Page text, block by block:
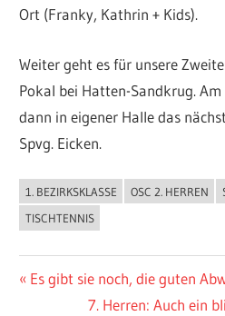
Ort (Franky, Kathrin + Kids).
Weiter geht es für unsere
Pokal bei Hatten-Sandkrug.
dann in eigener Halle das
Spvg. Eicken.
ALLGEMEIN
1. BEZIRKSKLASSE OSC 2. HERREN
TISCHTENNIS
Vorheriger
Es gibt sie noch, die guten
Nächster
7. Herren: Auch ein